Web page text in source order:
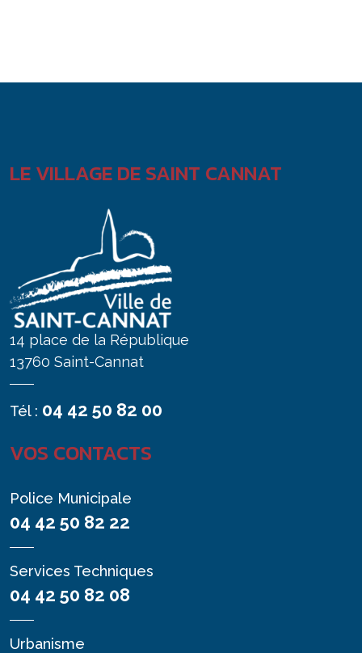
LE VILLAGE DE SAINT CANNAT
14 place de la République
13760 Saint-Cannat
Tél : 04 42 50 82 00
VOS CONTACTS
Police Municipale
04 42 50 82 22
Services Techniques
04 42 50 82 08
Urbanisme